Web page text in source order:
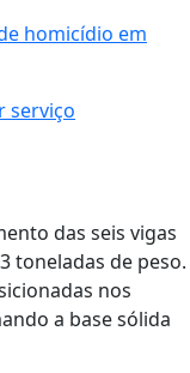
homicídio em
serviço
das seis vigas
toneladas de peso.
nos
a base sólida